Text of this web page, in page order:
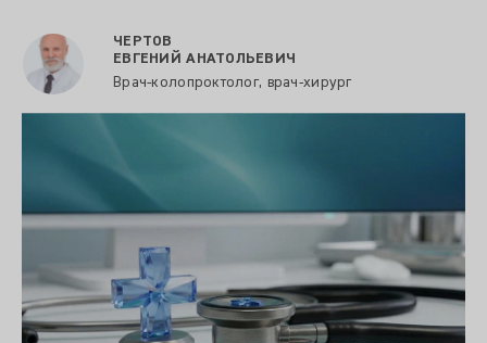
ЧЕРТОВ
ЕВГЕНИЙ АНАТОЛЬЕВИЧ
Врач-колопроктолог, врач-хирург